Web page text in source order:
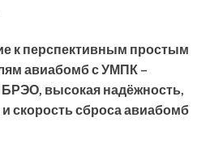
к перспективным простым
авиабомб с УМПК –
высокая надёжность,
скорость сброса авиабомб